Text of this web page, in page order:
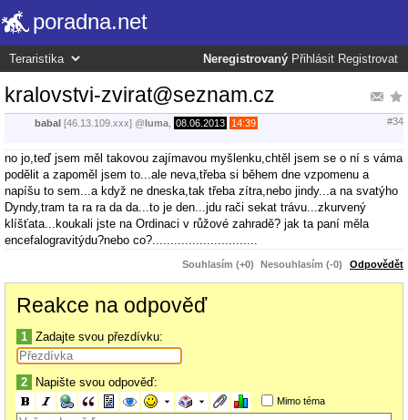
poradna.net
Neregistrovaný Přihlásit Registrovat
kralovstvi-zvirat@seznam.cz
babal [46.13.109.xxx] @luma 08.06.2013 14:39 #34
no jo,teď jsem měl takovou zajímavou myšlenku,chtěl jsem se o ní s váma
podělit a zapoměl jsem to...ale neva,třeba si během dne vzpomenu a
napíšu to sem...a když ne dneska,tak třeba zítra,nebo jindy...a na svatýho
Dyndy,tram ta ra ra da da...to je den...jdu rači sekat trávu...zkurvený
klíšťata...koukali jste na Ordinaci v růžové zahradě? jak ta paní měla
encefalogravitýdu?nebo co?.............................
Souhlasím (+0) Nesouhlasím (-0) Odpovědět
Reakce na odpověď
1 Zadajte svou přezdívku:
2 Napište svou odpověď:
Mimo téma